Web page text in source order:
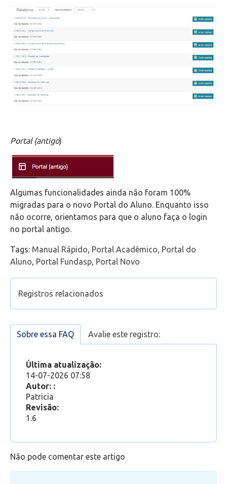
Portal (antigo)
Algumas funcionalidades ainda não foram 100%
migradas para o novo Portal do Aluno. Enquanto isso
não ocorre, orientamos para que o aluno faça o login
no portal antigo.
Tags: Manual Rápido, Portal Acadêmico, Portal do
Aluno, Portal Fundasp, Portal Novo
Registros relacionados
(Aluno) Não consigo acessar o Portal. Usuário ou
Senha inválidos. O que faço?
Teams através do Portal
Como acessar o Portal do Aluno?
(Portal Novo) Como gerar o boleto
Sobre essa FAQ Avalie este registro:
Última atualização:
14-07-2026 07:58
Autor: :
Patricia
Revisão:
1.6
Não pode comentar este artigo